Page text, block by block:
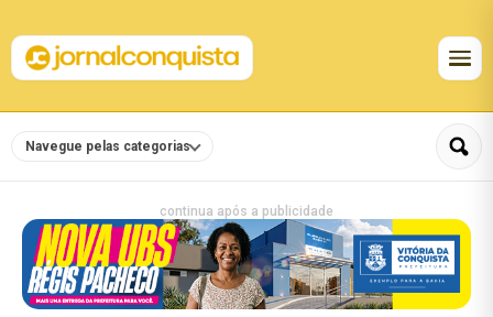
Navegue pelas categorias
continua após a publicidade